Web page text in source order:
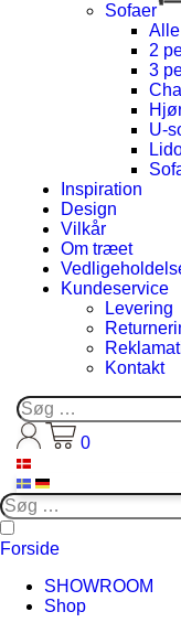
Sofaer
2
3
U-
Inspiration
Design
Vilkår
Om træet
Kundeservice
Levering
Kontakt
Søg
efter:
0
Søg
efter:
Forside
SHOWROOM
Shop